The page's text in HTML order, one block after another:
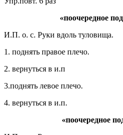
«поочередное
И.П. о. с. Руки вдоль туловища.
1. поднять правое плечо.
2. вернуться в и.п
3.поднять левое плечо.
4. вернуться в и.п.
«поочередное